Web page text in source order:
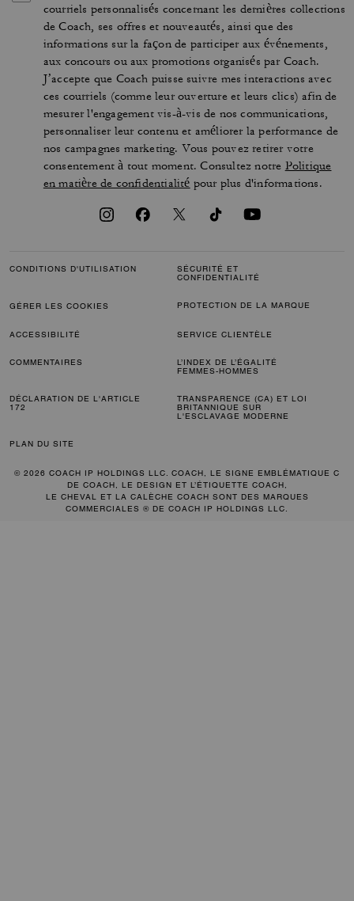
courriels personnalisés concernant les dernières collections
de Coach, ses offres et nouveautés, ainsi que des
informations sur la façon de participer aux événements,
aux concours ou aux promotions organisés par Coach.
J’accepte que Coach puisse suivre mes interactions avec
ces courriels (comme leur ouverture et leurs clics) afin de
mesurer l'engagement vis-à-vis de nos communications,
personnaliser leur contenu et améliorer la performance de
nos campagnes marketing. Vous pouvez retirer votre
consentement à tout moment. Consultez notre Politique
en matière de confidentialité pour plus d'informations.
CONDITIONS D'UTILISATION
SÉCURITÉ ET
CONFIDENTIALITÉ
GÉRER LES COOKIES PROTECTION DE LA MARQUE
ACCESSIBILITÉ SERVICE CLIENTÈLE
COMMENTAIRES
L’INDEX DE L’ÉGALITÉ
FEMMES-HOMMES
DÉCLARATION DE L'ARTICLE
172
TRANSPARENCE (CA) ET LOI
BRITANNIQUE SUR
L'ESCLAVAGE MODERNE
PLAN DU SITE
© 2026 COACH IP HOLDINGS LLC. COACH, LE SIGNE EMBLÉMATIQUE C
DE COACH, LE DESIGN ET L’ÉTIQUETTE COACH,
LE CHEVAL ET LA CALÈCHE COACH SONT DES MARQUES
COMMERCIALES ® DE COACH IP HOLDINGS LLC.